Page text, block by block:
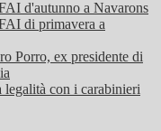
d'autunno a Navarons
di primavera a
Porro, ex presidente di
legalità con i carabinieri